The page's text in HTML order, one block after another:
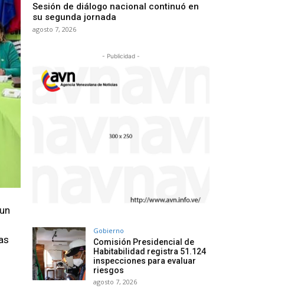
Sesión de diálogo nacional continuó en
su segunda jornada
agosto 7, 2026
- Publicidad -
Gobierno
Comisión Presidencial de
Habitabilidad registra 51.124
inspecciones para evaluar
riesgos
agosto 7, 2026